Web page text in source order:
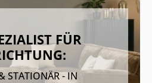
FÜR
STATIONÄR - IN